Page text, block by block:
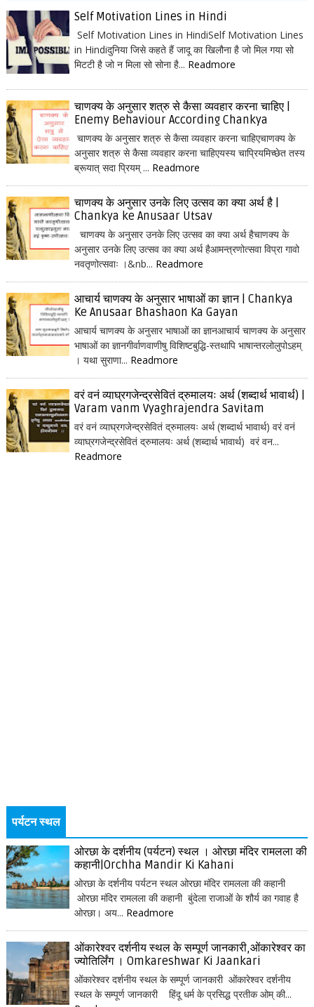
Self Motivation Lines in Hindi
Self Motivation Lines in HindiSelf Motivation Lines
in Hindiदुनिया जिसे कहते हैं जादू का खिलौना है जो मिल गया सो
मिटटी है जो न मिला सो सोना है... Readmore
चाणक्य के अनुसार शत्रु से कैसा व्यवहार करना चाहिए |
Enemy Behaviour According Chankya
चाणक्य के अनुसार शत्रु से कैसा व्यवहार करना चाहिएचाणक्य के
अनुसार शत्रु से कैसा व्यवहार करना चाहिएयस्य चाप्रियमिच्छेत तस्य
ब्रूयात् सदा प्रियम् ... Readmore
चाणक्य के अनुसार उनके लिए उत्सव का क्या अर्थ है |
Chankya ke Anusaar Utsav
चाणक्य के अनुसार उनके लिए उत्सव का क्या अर्थ हैचाणक्य के
अनुसार उनके लिए उत्सव का क्या अर्थ हैआमन्त्रणोत्सवा विप्रा गावो
नवतृणोत्सवाः ।&nb... Readmore
आचार्य चाणक्य के अनुसार भाषाओं का ज्ञान | Chankya
Ke Anusaar Bhashaon Ka Gayan
आचार्य चाणक्य के अनुसार भाषाओं का ज्ञानआचार्य चाणक्य के अनुसार
भाषाओं का ज्ञानगीर्वाणवाणीषु विशिष्टबुद्धि-स्तथापि भाषान्तरलोलुपोऽहम्
। यथा सुराणा... Readmore
वरं वनं व्याघ्रगजेन्द्रसेवितं द्रुमालयः अर्थ (शब्दार्थ भावार्थ) |
Varam vanm Vyaghrajendra Savitam
वरं वनं व्याघ्रगजेन्द्रसेवितं द्रुमालयः अर्थ (शब्दार्थ भावार्थ) वरं वनं
व्याघ्रगजेन्द्रसेवितं द्रुमालयः अर्थ (शब्दार्थ भावार्थ) वरं वन...
Readmore
पर्यटन स्थल
ओरछा के दर्शनीय (पर्यटन) स्थल । ओरछा मंदिर रामलला की
कहानी|Orchha Mandir Ki Kahani
ओरछा के दर्शनीय पर्यटन स्थल ओरछा मंदिर रामलला की कहानी
ओरछा मंदिर रामलला की कहानी बुंदेला राजाओं के शौर्य का गवाह है
ओरछा। अय... Readmore
ओंकारेश्वर दर्शनीय स्थल के सम्पूर्ण जानकारी,ओंकारेश्वर का
ज्योतिर्लिंग । Omkareshwar Ki Jaankari
ओंकारेश्वर दर्शनीय स्थल के सम्पूर्ण जानकारी ओंकारेश्वर दर्शनीय
स्थल के सम्पूर्ण जानकारी हिंदू धर्म के प्रसिद्ध प्रतीक ओम् की...